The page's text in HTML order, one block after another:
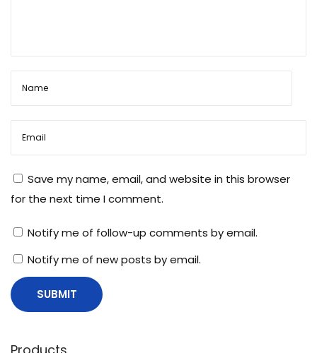
Save my name, email, and website in this browser
for the next time I comment.
Notify me of follow-up comments by email.
Notify me of new posts by email.